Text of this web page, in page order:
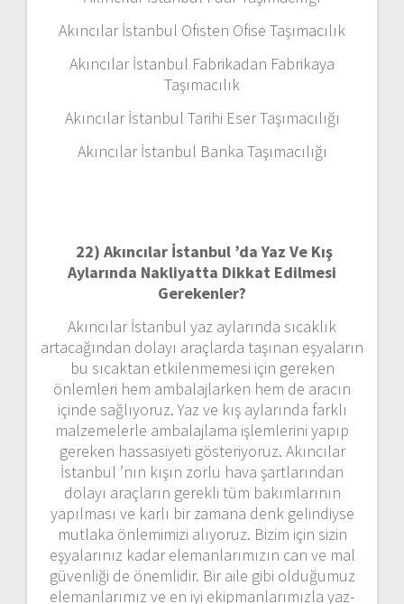
Akıncılar İstanbul Ofisten Ofise Taşımacılık
Akıncılar İstanbul Fabrikadan Fabrikaya
Taşımacılık
Akıncılar İstanbul Tarihi Eser Taşımacılığı
Akıncılar İstanbul Banka Taşımacılığı
22) Akıncılar İstanbul ’da Yaz Ve Kış
Aylarında Nakliyatta Dikkat Edilmesi
Gerekenler?
Akıncılar İstanbul yaz aylarında sıcaklık
artacağından dolayı araçlarda taşınan eşyaların
bu sıcaktan etkilenmemesi için gereken
önlemleri hem ambalajlarken hem de aracın
içinde sağlıyoruz. Yaz ve kış aylarında farklı
malzemelerle ambalajlama işlemlerini yapıp
gereken hassasiyeti gösteriyoruz. Akıncılar
İstanbul ’nın kışın zorlu hava şartlarından
dolayı araçların gerekli tüm bakımlarının
yapılması ve karlı bir zamana denk gelindiyse
mutlaka önlemimizi alıyoruz. Bizim için sizin
eşyalarınız kadar elemanlarımızın can ve mal
güvenliği de önemlidir. Bir aile gibi olduğumuz
elemanlarımız ve en iyi ekipmanlarımızla yaz-